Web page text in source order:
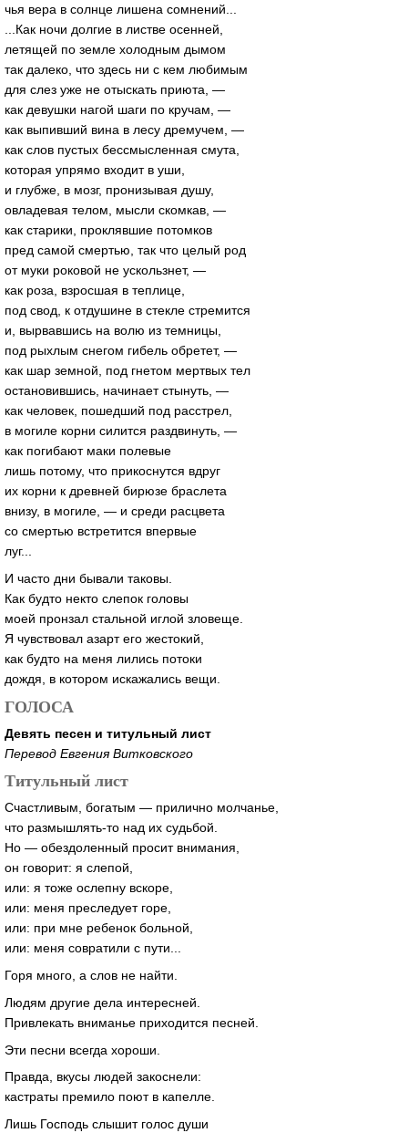
чья вера в солнце лишена сомнений...
...Как ночи долгие в листве осенней,
летящей по земле холодным дымом
так далеко, что здесь ни с кем любимым
для слез уже не отыскать приюта, —
как девушки нагой шаги по кручам, —
как выпивший вина в лесу дремучем, —
как слов пустых бессмысленная смута,
которая упрямо входит в уши,
и глубже, в мозг, пронизывая душу,
овладевая телом, мысли скомкав, —
как старики, проклявшие потомков
пред самой смертью, так что целый род
от муки роковой не ускользнет, —
как роза, взросшая в теплице,
под свод, к отдушине в стекле стремится
и, вырвавшись на волю из темницы,
под рыхлым снегом гибель обретет, —
как шар земной, под гнетом мертвых тел
остановившись, начинает стынуть, —
как человек, пошедший под расстрел,
в могиле корни силится раздвинуть, —
как погибают маки полевые
лишь потому, что прикоснутся вдруг
их корни к древней бирюзе браслета
внизу, в могиле, — и среди расцвета
со смертью встретится впервые
луг...
И часто дни бывали таковы.
Как будто некто слепок головы
моей пронзал стальной иглой зловеще.
Я чувствовал азарт его жестокий,
как будто на меня лились потоки
дождя, в котором искажались вещи.
ГОЛОСА
Девять песен и титульный лист
Перевод Евгения Витковского
Титульный лист
Счастливым, богатым — прилично молчанье,
что размышлять-то над их судьбой.
Но — обездоленный просит внимания,
он говорит: я слепой,
или: я тоже ослепну вскоре,
или: меня преследует горе,
или: при мне ребенок больной,
или: меня совратили с пути...
Горя много, а слов не найти.
Людям другие дела интересней.
Привлекать вниманье приходится песней.
Эти песни всегда хороши.
Правда, вкусы людей закоснели:
кастраты премило поют в капелле.
Лишь Господь слышит голос души